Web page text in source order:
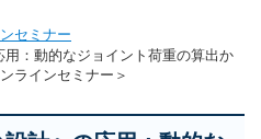
セミナー
：動的なジョイント荷重の算出か
ラインセミナー＞